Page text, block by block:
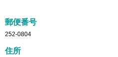
郵便番号
252-0804
住所